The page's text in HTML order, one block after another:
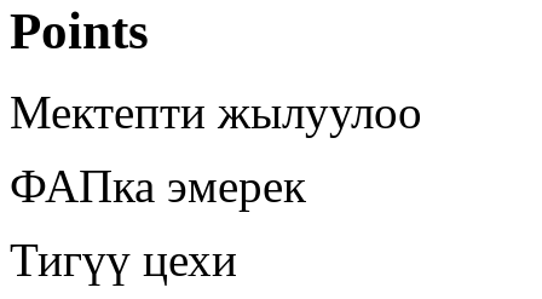
Points
Мектепти жылуулоо
ФАПка эмерек
Тигүү цехи